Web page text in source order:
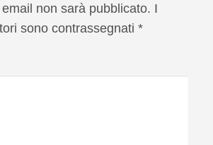
non sarà pubblicato. I
sono contrassegnati *